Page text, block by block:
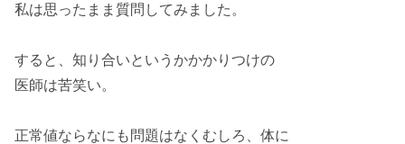
私は思ったまま質問してみました。
すると、知り合いというかかかりつけの
医師は苦笑い。
正常値ならなにも問題はなくむしろ、体に